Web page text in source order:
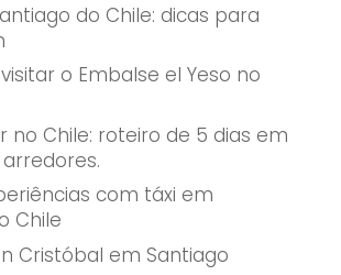
do Chile: dicas para
o Embalse el Yeso no
no Chile: roteiro de 5 dias em
com táxi em
Chile
Cristóbal em Santiago